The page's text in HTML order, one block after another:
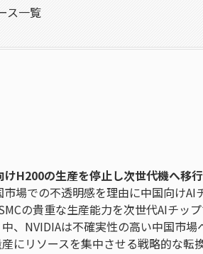
ス一覧
けH200の生産を停止し次世代機へ移行
市場での不透明感を理由に中国向け
の貴重な生産能力を次世代AIチッ
、NVIDIAは不確実性の高い中国市
にリソースを集中させる戦略的な転